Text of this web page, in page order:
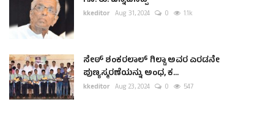
kkeditor Aug 31, 2024 0 1.1k
ಸೇಠ್ ಶಂಕರಲಾಲ್ ಗಿಲ್ಡಾ ಅವರ ಎರಡನೇ
ಪುಣ್ಯಸ್ಮರಣೆಯನ್ನು ಅಂಧ, ಕ...
kkeditor Aug 23, 2024 0 547